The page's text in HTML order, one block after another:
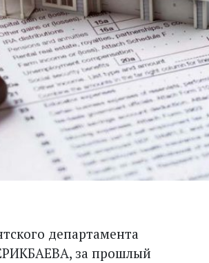
департамента
за прошлый